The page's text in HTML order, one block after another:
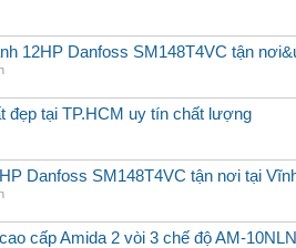
12HP Danfoss SM148T4VC tận
đẹp tại TP.HCM uy tín chất lượng
Danfoss SM148T4VC tận nơi tại
cấp Amida 2 vòi 3 chế độ AM-